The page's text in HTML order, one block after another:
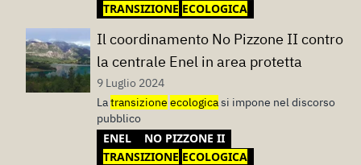
TRANSIZIONE ECOLOGICA
Il coordinamento No Pizzone II contro
la centrale Enel in area protetta
9 Luglio 2024
Latransizione ecologicasi impone nel discorso
pubblico
ENEL
NO PIZZONE II
TRANSIZIONE ECOLOGICA